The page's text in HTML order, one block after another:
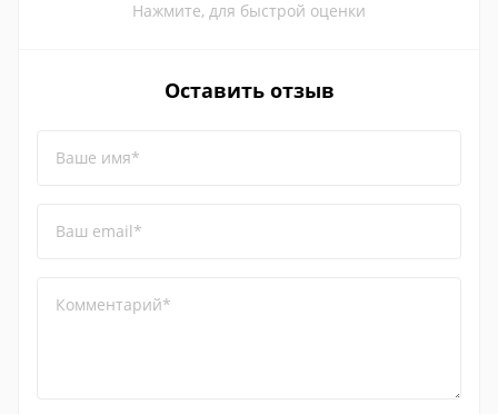
Нажмите, для быстрой оценки
Оставить отзыв
Ваше имя*
Ваш email*
Комментарий*